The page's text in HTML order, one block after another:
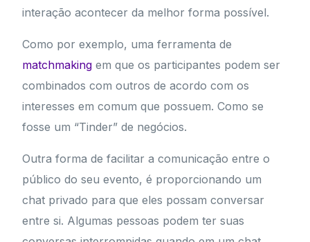
interação acontecer da melhor forma possível.
Como por exemplo, uma ferramenta de
matchmaking em que os participantes podem ser
combinados com outros de acordo com os
interesses em comum que possuem. Como se
fosse um “Tinder” de negócios.
Outra forma de facilitar a comunicação entre o
público do seu evento, é proporcionando um
chat privado para que eles possam conversar
entre si. Algumas pessoas podem ter suas